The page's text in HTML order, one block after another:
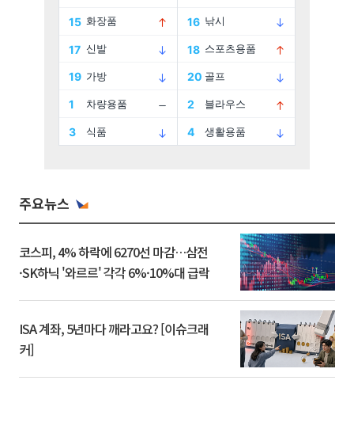
주요뉴스
코스피, 4% 하락에 6270선 마감…삼전
·SK하닉 '와르르' 각각 6%·10%대 급락
ISA 계좌, 5년마다 깨라고요? [이슈크래
커]